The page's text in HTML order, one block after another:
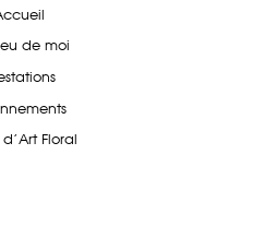
de moi
d'Art Floral